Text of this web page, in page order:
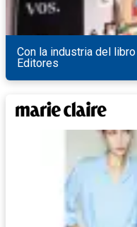
Con la industria del
Editores